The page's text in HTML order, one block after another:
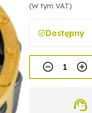
(W tym VAT)
Dostępny